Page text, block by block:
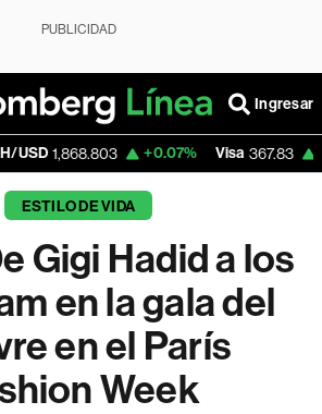
PUBLICIDAD
Ingresar
+0.07% Visa 367.83 +0.59%
ESTILO DE VIDA
Gigi Hadid a los
en la gala del
en el París
Week